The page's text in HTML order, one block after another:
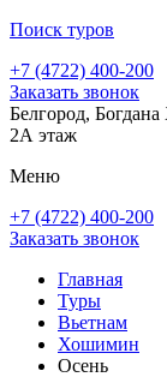
Поиск туров
+7 (4722) 400-200
Заказать звонок
Белгород,
2А этаж
Меню
+7 (4722) 400-200
Заказать звонок
Главная
Туры
Вьетнам
Хошимин
Осень